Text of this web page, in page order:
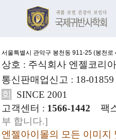
서울특별시 관악구 봉천동 911-25 (봉천로
상호 : 주식회사 엔젤코리
통신판매업신고 : 18-
회
SINCE 2001
고객센터 : 1566-1442
팩
부 합니다.]
엔젤아이몰의 모든 이미지